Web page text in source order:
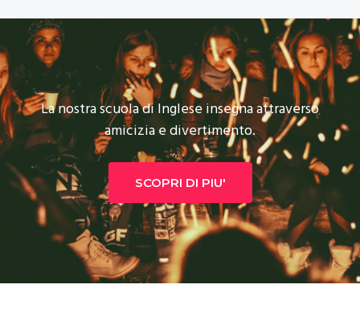
La nostra scuola di Inglese insegna attraverso
amicizia e divertimento.
SCOPRI DI PIU'